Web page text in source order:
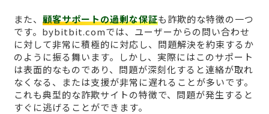
また、 顧客サポートの過剰な保証も詐欺的な特徴の一つ
です。bybitbit.comでは、ユーザーからの問い合わせ
に対して非常に積極的に対応し、問題解決を約束するか
のように振る舞います。しかし、実際にはこのサポート
は表面的なものであり、問題が深刻化すると連絡が取れ
なくなる、または支援が非常に遅れることが多いです。
これも典型的な詐欺サイトの特徴で、問題が発生すると
すぐに逃げることができます。